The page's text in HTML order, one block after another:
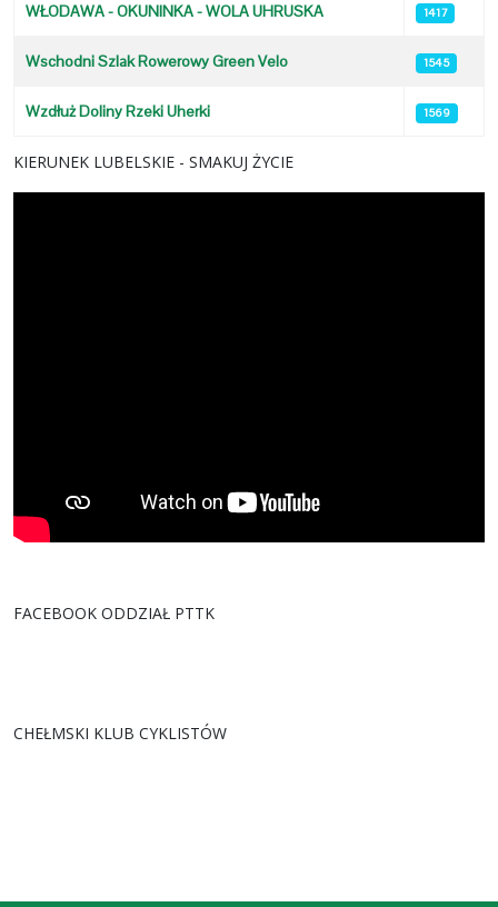
WŁODAWA - OKUNINKA - WOLA UHRUSKA 1417
Wschodni Szlak Rowerowy Green Velo 1545
Wzdłuż Doliny Rzeki Uherki 1569
KIERUNEK LUBELSKIE - SMAKUJ ŻYCIE
FACEBOOK ODDZIAŁ PTTK
CHEŁMSKI KLUB CYKLISTÓW